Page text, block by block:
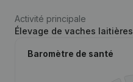
Activité principale
Élevage de vaches laitières
Baromètre de santé